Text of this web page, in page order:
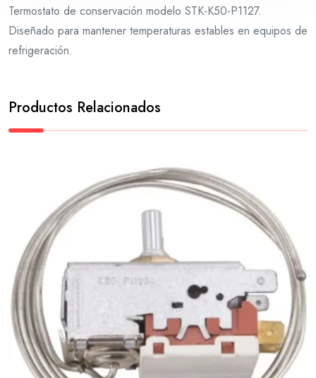
Termostato de conservación modelo STK-K50-P1127.
Diseñado para mantener temperaturas estables en equipos de
refrigeración.
Productos Relacionados